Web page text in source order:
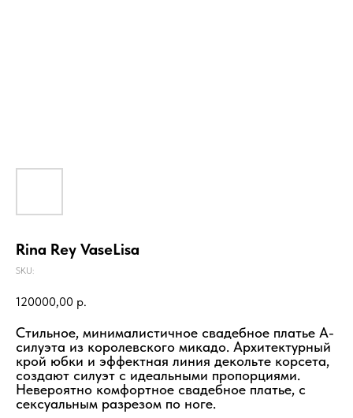
Rina Rey VaseLisa
SKU:
120000,00 р.
Стильное, минималистичное свадебное платье А-
силуэта из королевского микадо. Архитектурный
крой юбки и эффектная линия декольте корсета,
создают силуэт с идеальными пропорциями.
Невероятно комфортное свадебное платье, с
сексуальным разрезом по ноге.